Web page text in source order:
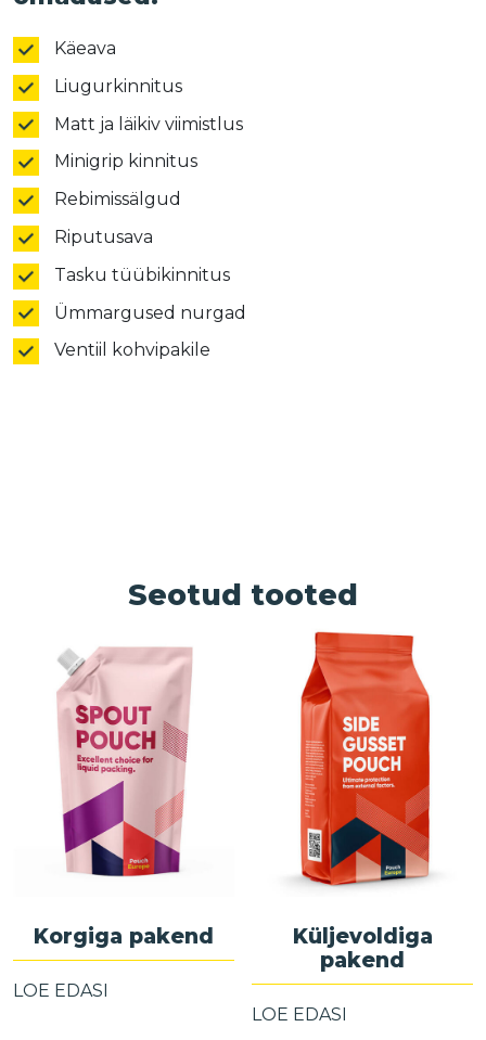
Käeava
Liugurkinnitus
Matt ja läikiv viimistlus
Minigrip kinnitus
Rebimissälgud
Riputusava
Tasku tüübikinnitus
Ümmargused nurgad
Ventiil kohvipakile
Seotud tooted
Korgiga pakend
LOE EDASI
Küljevoldiga
pakend
LOE EDASI